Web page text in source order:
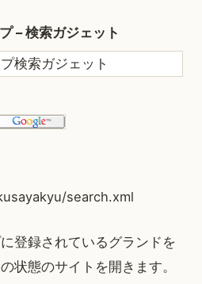
– 検索ガジェット
search.xml
登録されているグランドを
状態のサイトを開きます。